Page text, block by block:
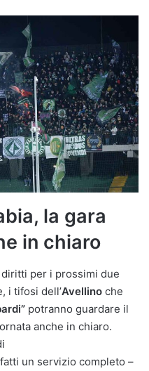
la gara
in chiaro
per i prossimi due
i tifosi dell’Avellino che
potranno guardare il
anche in chiaro.
un servizio completo –